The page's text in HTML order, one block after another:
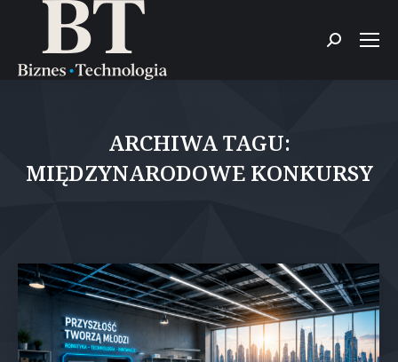
Szukaj:
ARCHIWA TAGU:
MIĘDZYNARODOWE KONKURSY